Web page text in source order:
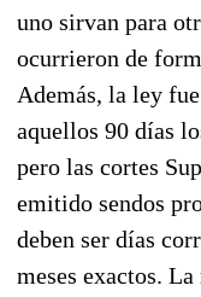
uno sirvan para
ocurrieron de
Además, la ley
aquellos 90 días
pero las cortes
emitido sendos
deben ser días
meses exactos.